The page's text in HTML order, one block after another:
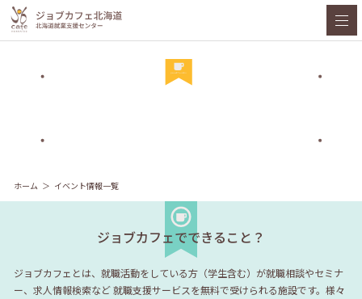
ホーム イベント情報一覧
ジョブカフェでできること？
ジョブカフェとは、就職活動をしている方（学生含む）が就職相談やセミナ
ー、求人情報検索など就職支援サービスを無料で受けられる施設です。様々